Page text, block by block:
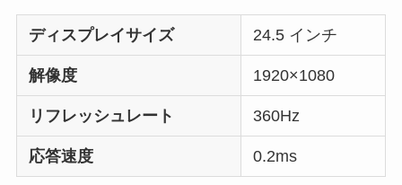
ディスプレイサイズ 24.5 インチ
解像度 ‎1920×1080
リフレッシュレート 360Hz
応答速度 0.2ms